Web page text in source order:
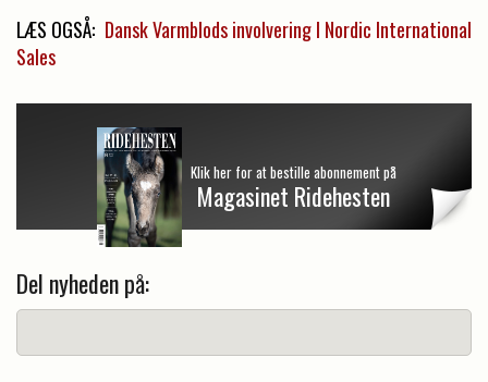
LÆS OGSÅ: Dansk Varmblods involvering I Nordic International
Sales
Klik her for at bestille abonnement på
Magasinet Ridehesten
Del nyheden på: